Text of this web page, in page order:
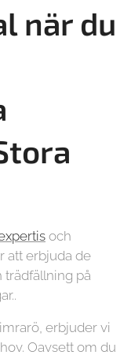
när du
och
att erbjuda de
trädfällning på
erbjuder vi
Oavsett om du